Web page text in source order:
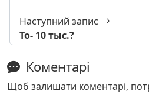
Наступний запис
То- 10 тыс.?
Коментарі
Щоб залишати коментарі,